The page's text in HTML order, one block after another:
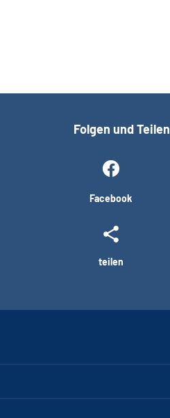
Folgen und Teilen
Facebook
teilen